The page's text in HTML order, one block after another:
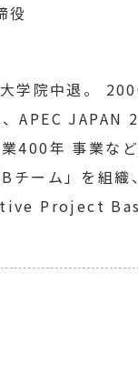
役
学院中退。
APEC
400年 事業な
ーム」を組
Project